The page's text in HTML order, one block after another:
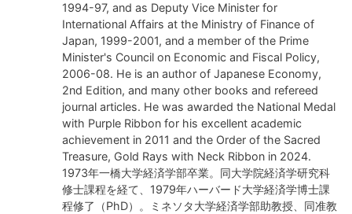
1994-97, and as Deputy Vice Minister for
International Affairs at the Ministry of Finance of
Japan, 1999-2001, and a member of the Prime
Minister's Council on Economic and Fiscal Policy,
2006-08. He is an author of Japanese Economy,
2nd Edition, and many other books and refereed
journal articles. He was awarded the National Medal
with Purple Ribbon for his excellent academic
achievement in 2011 and the Order of the Sacred
Treasure, Gold Rays with Neck Ribbon in 2024.
1973年一橋大学経済学部卒業。同大学院経済学研究科
修士課程を経て、1979年ハーバード大学経済学博士課
程修了（PhD）。ミネソタ大学経済学部助教授、同准教